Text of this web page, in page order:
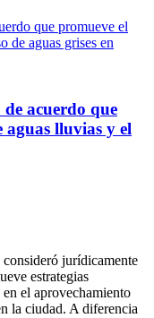
acuerdo que
aguas lluvias y el
jurídicamente
estrategias
el aprovechamiento
la ciudad. A diferencia